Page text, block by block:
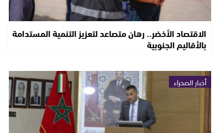
الاقتصاد الأخضر.. رهان متصاعد لتعزيز التنمية المستدامة
بالأقاليم الجنوبية
أخبار الصحراء